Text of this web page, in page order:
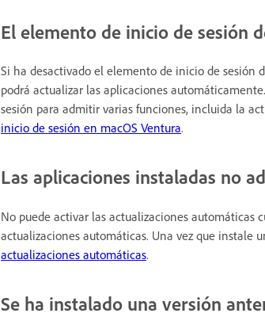
El elemento de inicio de sesión
Si ha desactivado el elemento de inicio de sesión
podrá actualizar las aplicaciones
sesión para admitir varias funciones, incluida la
inicio de sesión en macOS Ventura.
Las aplicaciones instaladas no
No puede activar las actualizaciones
actualizaciones automáticas. Una vez que instale
actualizaciones automáticas.
Se ha instalado una versión